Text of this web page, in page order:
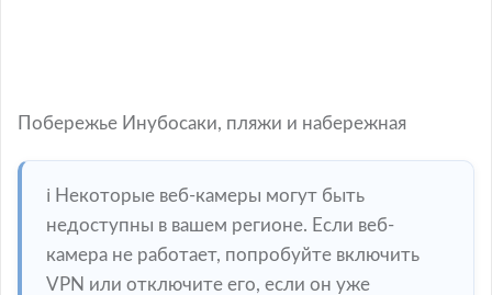
Побережье Инубосаки, пляжи и набережная
ℹ️ Некоторые веб-камеры могут быть
недоступны в вашем регионе. Если веб-
камера не работает, попробуйте включить
VPN или отключите его, если он уже